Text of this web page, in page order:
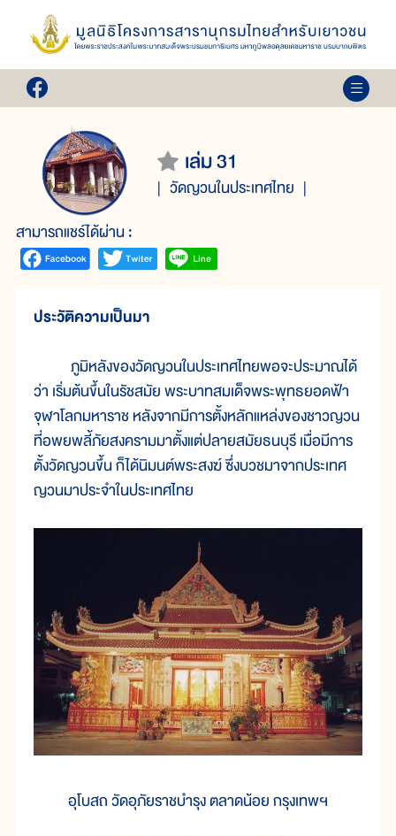
เล่ม 31
วัดญวนในประเทศไทย
สามารถแชร์ได้ผ่าน :
ประวัติความเป็นมา
ภูมิหลังของวัดญวนในประเทศไทยพอจะประมาณได้
ว่า เริ่มต้นขึ้นในรัชสมัย พระบาทสมเด็จพระพุทธยอดฟ้า
จุฬาโลกมหาราช หลังจากมีการตั้งหลักแหล่งของชาวญวน
ที่อพยพลี้ภัยสงครามมาตั้งแต่ปลายสมัยธนบุรี เมื่อมีการ
ตั้งวัดญวนขึ้น ก็ได้นิมนต์พระสงฆ์ ซึ่งบวชมาจากประเทศ
ญวนมาประจำในประเทศไทย
อุโบสถ วัดอุภัยราชบำรุง ตลาดน้อย กรุงเทพฯ